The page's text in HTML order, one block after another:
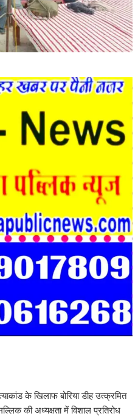
के खिलाफ बोरिया डीह उत्क्रमित
की अध्यक्षता में विशाल प्रतिरोध